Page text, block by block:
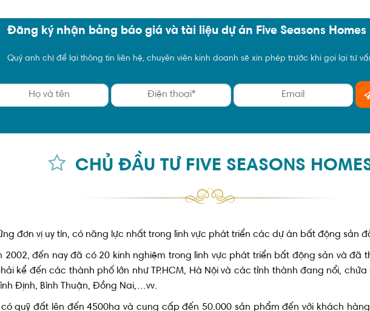
Đăng ký nhận bảng báo giá và tài liệu dự án Five Seasons Homes
Quý anh chị để lại thông tin liên hệ, chuyên viên kinh doanh sẽ xin phép trước khi gọi lại tư
CHỦ ĐẦU TƯ FIVE SEASONS
đơn vị uy tín, có năng lực nhất trong lĩnh vực phát triển các dự án bất động sản
2002, đến nay đã có 20 kinh nghiệm trong lĩnh vực phát triển bất động sản và
kể đến các thành phố lớn như TP.HCM, Hà Nội và các tỉnh thành đang nổi, chứa
Định, Bình Thuận, Đồng Nai,…vv.
quỹ đất lên đến 4500ha và cung cấp đến 50.000 sản phẩm đến với khách